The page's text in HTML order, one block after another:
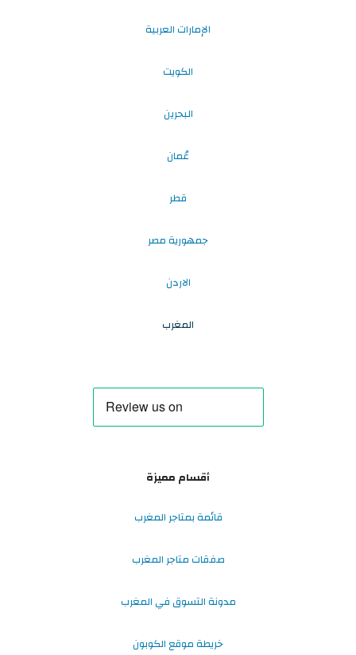
الإمارات العربية
الكويت
البحرين
عُمان
قطر
جمهورية مصر
الاردن
المغرب
أقسام مميزة
قائمة بمتاجر المغرب
صفقات متاجر المغرب
مدونة التسوق في المغرب
خريطة موقع الكوبون